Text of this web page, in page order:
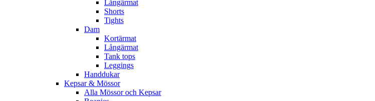
Långärmat
Shorts
Tights
Dam
Kortärmat
Långärmat
Tank tops
Leggings
Handdukar
Kepsar & Mössor
Alla Mössor och Kepsar